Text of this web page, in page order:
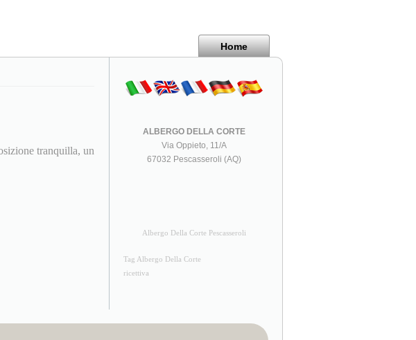
Home
tranquilla, un
ALBERGO DELLA CORTE
Via Oppieto, 11/A
67032 Pescasseroli (AQ)
Albergo Della Corte Pescasseroli
Tag Albergo Della Corte
ricettiva